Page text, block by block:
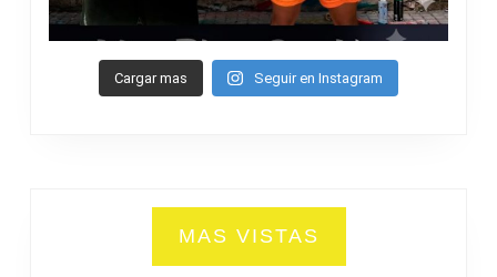
Cargar mas Seguir en Instagram
MAS VISTAS